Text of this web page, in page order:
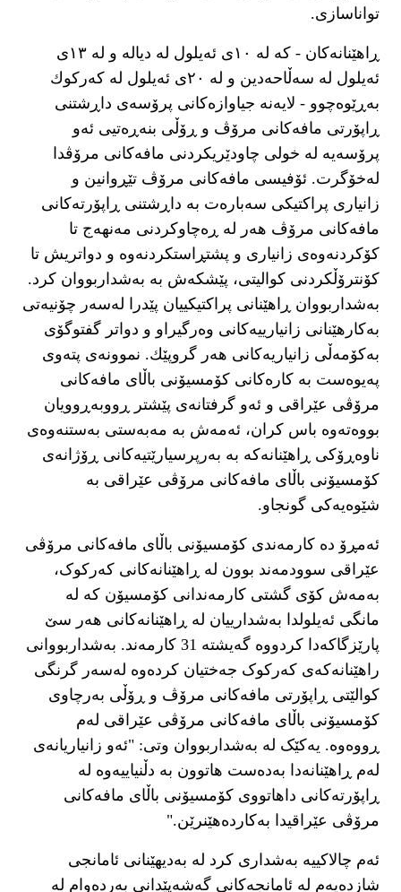
تواناسازی.
ڕاهێنانەکان - کە لە ١٠ی ئەیلول لە دیالە و لە ١٣ی
ئەیلول لە سەڵاحەدین و لە ٢٠ی ئەیلول لە كەركوك
بەڕێوەچوو - لایەنە جیاوازەکانی پرۆسەی داڕشتنی
ڕاپۆرتی مافەكانی مرۆڤ و ڕۆڵی بنەڕەتیی ئەو
پرۆسەیە لە خولی چاودێریکردنی مافەكانی مرۆڤدا
لەخۆگرت. ئۆفیسی مافەكانی مرۆڤ تێڕوانین و
زانیاری پراکتیکی سەبارەت بە داڕشتنی ڕاپۆرتەکانی
مافەکانی مرۆڤ هەر لە ڕەچاوکردنی مەنهەج تا
کۆکردنەوەی زانیاری و پشتڕاستکردنەوە و دواتریش تا
کۆنترۆڵکردنی کوالیتی، پێشکەش بە بەشداربووان کرد.
بەشداربووان ڕاهێنانی پراکتیکییان پێدرا لەسەر چۆنیەتی
بەكارهێنانی زانیارییەکانی وەرگیراو و دواتر گفتوگۆی
بەکۆمەڵی زانیاریەكانی هەر گروپێك. نموونەی پتەوی
پەیوەست بە کارەکانی کۆمسیۆنی باڵای مافەكانی
مرۆڤی عێراقی و ئەو گرفتانەی پێشتر ڕووبەڕوویان
بووەتەوە باس کران، ئەمەش بە مەبەستی بەستنەوەی
ناوەڕۆکی ڕاهێنانەکە بە بەرپرسیارێتیەکانی ڕۆژانەی
کۆمسیۆنی باڵای مافەكانی مرۆڤی عێراقی بە
شێوەیەکی گونجاو.
ئەمڕۆ دە کارمەندی کۆمسیۆنی باڵای مافەكانی مرۆڤی
عێراقی سوودمەند بوون لە ڕاهێنانەکانی کەرکوک،
بەمەش کۆی گشتی كارمەندانی كۆمسیۆن کە لە
مانگی ئەیلولدا بەشدارییان لە ڕاهێنانەکانی هەر سێ
پارێزگاکەدا کردووە گەیشتە 31 کارمەند. بەشداربووانی
راهێنانەكەی کەرکوک جەختیان کردەوە لەسەر گرنگی
کوالێتی ڕاپۆرتی مافەکانی مرۆڤ و ڕۆڵی بەرچاوی
کۆمسیۆنی باڵای مافەكانی مرۆڤی عێراقی لەم
ڕووەوە. یەکێک لە بەشداربووان وتی: "ئەو زانیاریانەی
لەم ڕاهێنانەدا بەدەست هاتوون بە دڵنیاییەوە لە
ڕاپۆرتەکانی داهاتووی کۆمسیۆنی باڵای مافەكانی
مرۆڤی عێراقیدا بەکاردەهێنرێن."
ئەم چالاکییە بەشداری کرد لە بەدیهێنانی ئامانجی
شازدەیەم لە ئامانجەكانی گەشەپێدانی بەردەوام لە